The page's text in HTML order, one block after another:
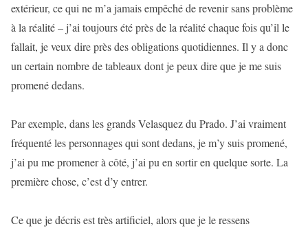
extérieur, ce qui ne m’a jamais empêché de revenir sans problème
à la réalité – j’ai toujours été près de la réalité chaque fois qu’il le
fallait, je veux dire près des obligations quotidiennes. Il y a donc
un certain nombre de tableaux dont je peux dire que je me suis
promené dedans.
Par exemple, dans les grands Velasquez du Prado. J’ai vraiment
fréquenté les personnages qui sont dedans, je m’y suis promené,
j’ai pu me promener à côté, j’ai pu en sortir en quelque sorte. La
première chose, c’est d’y entrer.
Ce que je décris est très artificiel, alors que je le ressens